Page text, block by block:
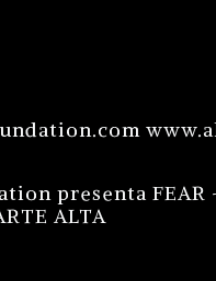
presenta
ALTA